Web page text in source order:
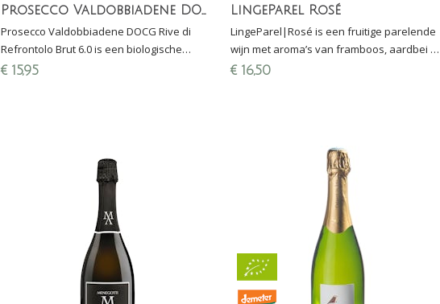
Prosecco Valdobbiadene DOCG Rive di Refrontolo Brut 6.0
Prosecco Valdobbiadene DOCG Rive di
Refrontolo Brut 6.0 is een biologische
Prosecco van Fratelli Collavo en heeft een
€15,95
LingeParel Rosé
LingeParel|Rosé is een fruitige parelende
wijn met aroma’s van framboos, aardbei en
zomerbessen.
€16,50